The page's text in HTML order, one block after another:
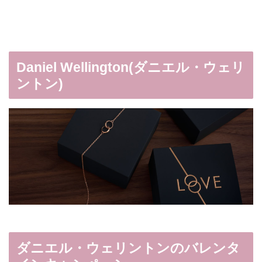
Daniel Wellington(ダニエル・ウェリ
ントン)
ダニエル・ウェリントンのバレンタ